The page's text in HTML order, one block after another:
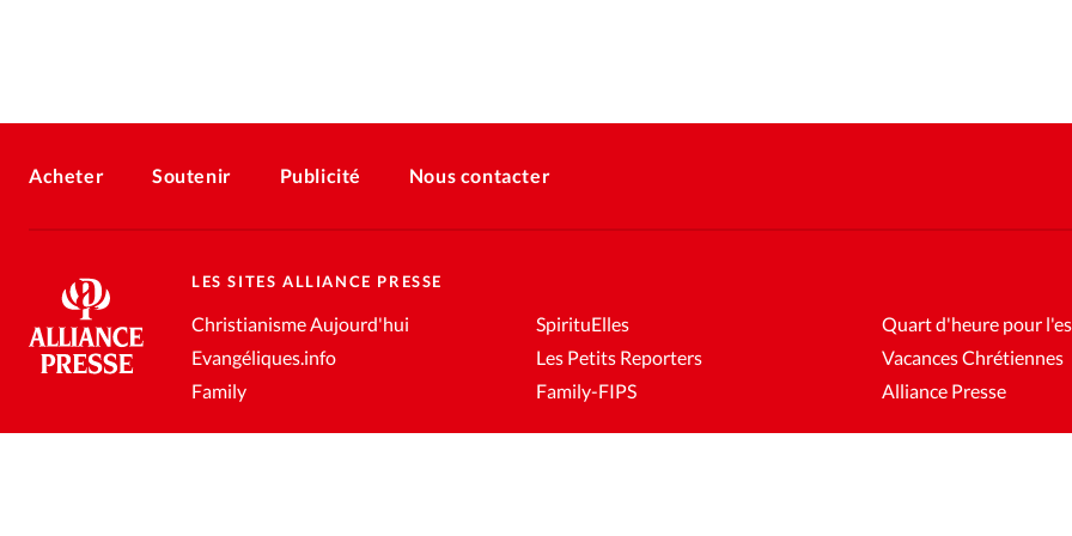
Acheter Soutenir Publicité Nous contacter
LES SITES ALLIANCE PRESSE
Christianisme Aujourd'hui
Evangéliques.info
Family
SpirituElles
Les Petits Reporters
Family-FIPS
Quart d'heure pour
Vacances Chrétiennes
Alliance Presse